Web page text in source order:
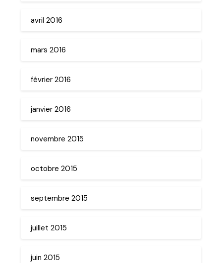
avril 2016
mars 2016
février 2016
janvier 2016
novembre 2015
octobre 2015
septembre 2015
juillet 2015
juin 2015